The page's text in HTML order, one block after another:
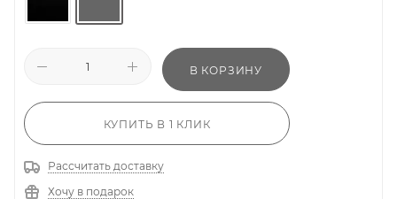
В КОРЗИНУ
КУПИТЬ В 1 КЛИК
Рассчитать доставку
Хочу в подарок